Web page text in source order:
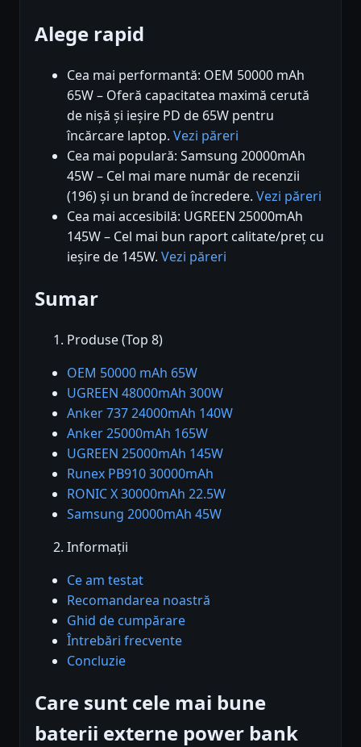
Alege rapid
Cea mai performantă: OEM 50000 mAh
65W – Oferă capacitatea maximă cerută
de nișă și ieșire PD de 65W pentru
încărcare laptop. Vezi păreri
Cea mai populară: Samsung 20000mAh
45W – Cel mai mare număr de recenzii
(196) și un brand de încredere. Vezi păreri
Cea mai accesibilă: UGREEN 25000mAh
145W – Cel mai bun raport calitate/preț cu
ieșire de 145W. Vezi păreri
Sumar
Produse (Top 8)
OEM 50000 mAh 65W
UGREEN 48000mAh 300W
Anker 737 24000mAh 140W
Anker 25000mAh 165W
UGREEN 25000mAh 145W
Runex PB910 30000mAh
RONIC X 30000mAh 22.5W
Samsung 20000mAh 45W
Informații
Ce am testat
Recomandarea noastră
Ghid de cumpărare
Întrebări frecvente
Concluzie
Care sunt cele mai bune
baterii externe power bank